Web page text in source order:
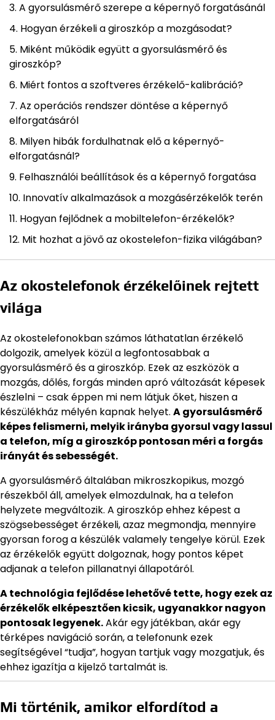
A gyorsulásmérő szerepe a képernyő forgatásánál
Hogyan érzékeli a giroszkóp a mozgásodat?
Miként működik együtt a gyorsulásmérő és
giroszkóp?
Miért fontos a szoftveres érzékelő-kalibráció?
Az operációs rendszer döntése a képernyő
elforgatásáról
Milyen hibák fordulhatnak elő a képernyő-
elforgatásnál?
Felhasználói beállítások és a képernyő forgatása
Innovatív alkalmazások a mozgásérzékelők terén
Hogyan fejlődnek a mobiltelefon-érzékelők?
Mit hozhat a jövő az okostelefon-fizika világában?
Az okostelefonok érzékelőinek rejtett
világa
Az okostelefonokban számos láthatatlan érzékelő
dolgozik, amelyek közül a legfontosabbak a
gyorsulásmérő és a giroszkóp. Ezek az eszközök a
mozgás, dőlés, forgás minden apró változását képesek
észlelni – csak éppen mi nem látjuk őket, hiszen a
készülékház mélyén kapnak helyet. A gyorsulásmérő
képes felismerni, melyik irányba gyorsul vagy lassul
a telefon, míg a giroszkóp pontosan méri a forgás
irányát és sebességét.
A gyorsulásmérő általában mikroszkopikus, mozgó
részekből áll, amelyek elmozdulnak, ha a telefon
helyzete megváltozik. A giroszkóp ehhez képest a
szögsebességet érzékeli, azaz megmondja, mennyire
gyorsan forog a készülék valamely tengelye körül. Ezek
az érzékelők együtt dolgoznak, hogy pontos képet
adjanak a telefon pillanatnyi állapotáról.
A technológia fejlődése lehetővé tette, hogy ezek az
érzékelők elképesztően kicsik, ugyanakkor nagyon
pontosak legyenek.Akár egy játékban, akár egy
térképes navigáció során, a telefonunk ezek
segítségével “tudja”, hogyan tartjuk vagy mozgatjuk, és
ehhez igazítja a kijelző tartalmát is.
Mi történik, amikor elfordítod a